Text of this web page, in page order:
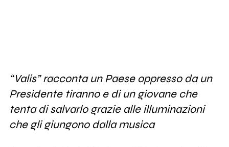
“Valis” racconta un Paese oppresso da un
Presidente tiranno e di un giovane che
tenta di salvarlo grazie alle illuminazioni
che gli giungono dalla musica